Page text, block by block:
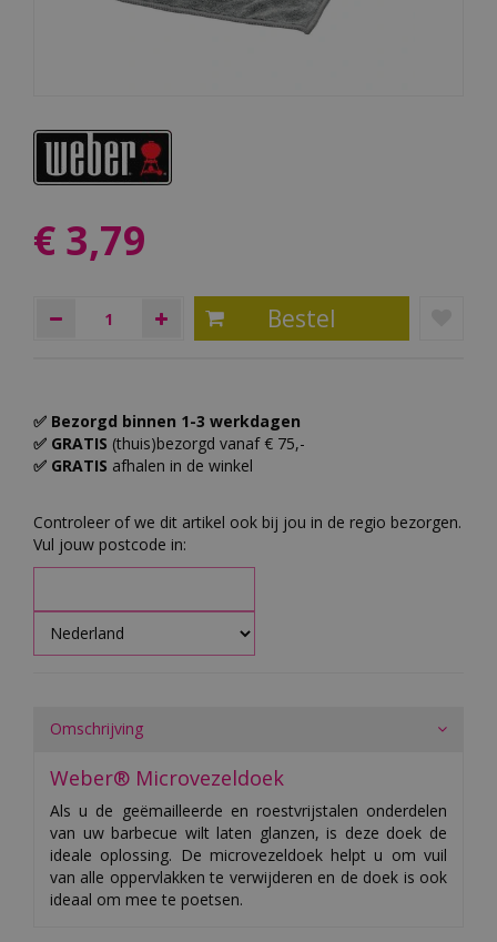
€ 3,79
✅ Bezorgd binnen 1-3 werkdagen
✅ GRATIS (thuis)bezorgd vanaf € 75,-
✅ GRATIS afhalen in de winkel
Controleer of we dit artikel ook bij jou in de regio bezorgen.
Vul jouw postcode in:
Omschrijving
Weber® Microvezeldoek
Als u de geëmailleerde en roestvrijstalen onderdelen
van uw barbecue wilt laten glanzen, is deze doek de
ideale oplossing. De microvezeldoek helpt u om vuil
van alle oppervlakken te verwijderen en de doek is ook
ideaal om mee te poetsen.